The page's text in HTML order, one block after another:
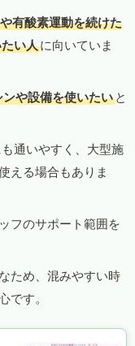
有酸素運動を続けた
い人に向いていま
や設備を使いたい と
通いやすく、大型施
える場合もありま
フのサポート範囲を
ため、混みやすい時
です。